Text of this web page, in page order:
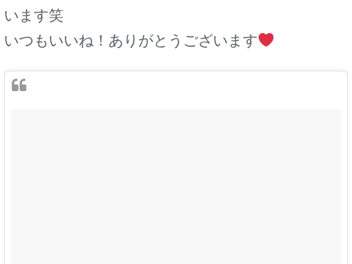
います笑
いつもいいね！ありがとうございます